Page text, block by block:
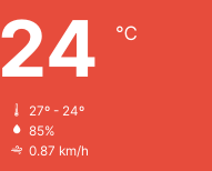
24 ℃
27º - 24º
85%
0.87 km/h